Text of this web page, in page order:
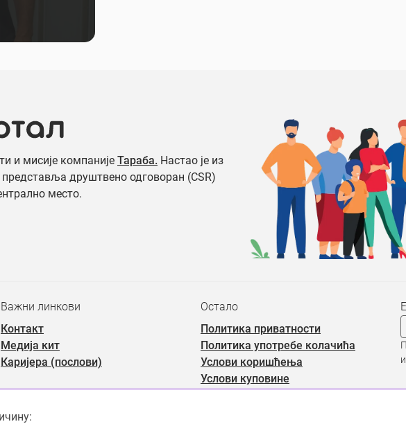
и мисије компаније Тараба. Настао је из
друштвено одговоран (CSR)
место.
Важни линкови
Контакт
Медија кит
Каријера (послови)
Остало
Политика приватности
Политика употребе колачића
Услови коришћења
Услови куповине